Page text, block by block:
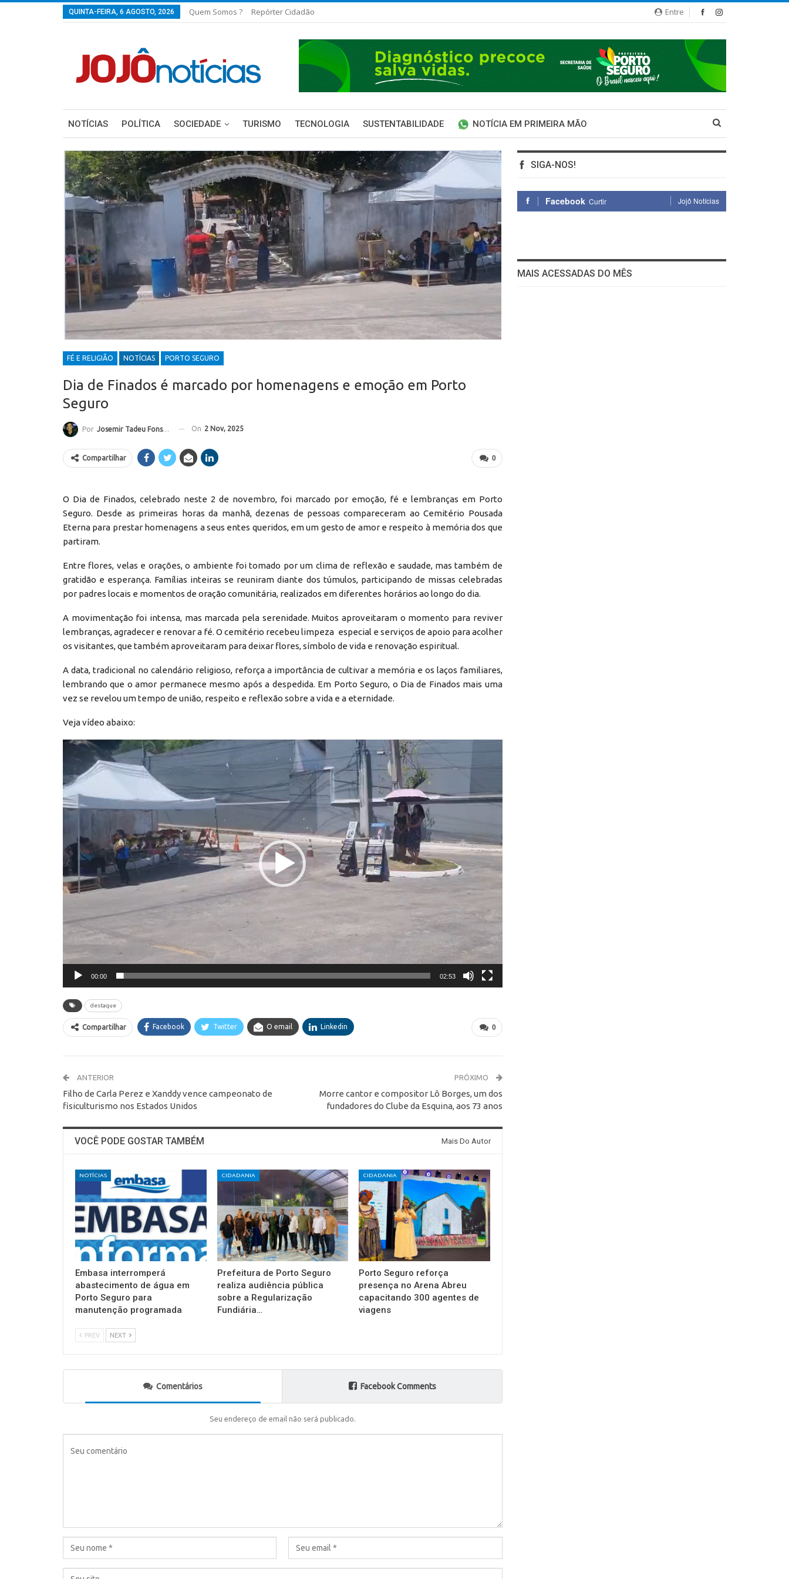
Entre
QUINTA-FEIRA, 6 AGOSTO, 2026 Quem Somos ? Repórter Cidadão
NOTÍCIAS POLÍTICA SOCIEDADE TURISMO TECNOLOGIA SUSTENTABILIDADE NOTÍCIA EM PRIMEIRA MÃO
FÉ E RELIGIÃO NOTÍCIAS PORTO SEGURO
Dia de Finados é marcado por homenagens e emoção em Porto
Seguro
Por Josemir Tadeu Fonseca On 2 Nov, 2025
0
Compartilhar
O Dia de Finados, celebrado neste 2 de novembro, foi marcado por emoção, fé e lembranças em Porto
Seguro. Desde as primeiras horas da manhã, dezenas de pessoas compareceram ao Cemitério Pousada
Eterna para prestar homenagens a seus entes queridos, em um gesto de amor e respeito à memória dos que
partiram.
Entre flores, velas e orações, o ambiente foi tomado por um clima de reflexão e saudade, mas também de
gratidão e esperança. Famílias inteiras se reuniram diante dos túmulos, participando de missas celebradas
por padres locais e momentos de oração comunitária, realizados em diferentes horários ao longo do dia.
A movimentação foi intensa, mas marcada pela serenidade. Muitos aproveitaram o momento para reviver
lembranças, agradecer e renovar a fé. O cemitério recebeu limpeza especial e serviços de apoio para acolher
os visitantes, que também aproveitaram para deixar flores, símbolo de vida e renovação espiritual.
A data, tradicional no calendário religioso, reforça a importância de cultivar a memória e os laços familiares,
lembrando que o amor permanece mesmo após a despedida. Em Porto Seguro, o Dia de Finados mais uma
vez se revelou um tempo de união, respeito e reflexão sobre a vida e a eternidade.
Veja vídeo abaixo:
Reprodutor
vídeo
00:00 02:53
destaque
0
Compartilhar Facebook Twitter O email Linkedin
ANTERIOR
Filho de Carla Perez e Xanddy vence campeonato de
fisiculturismo nos Estados Unidos
PRÓXIMO
Morre cantor e compositor Lô Borges, um dos
fundadores do Clube da Esquina, aos 73 anos
VOCÊ PODE GOSTAR TAMBÉM Mais Do Autor
NOTÍCIAS
Embasa interromperá
abastecimento de água em
Porto Seguro para
manutenção programada
CIDADANIA
Prefeitura de Porto Seguro
realiza audiência pública
sobre a Regularização
Fundiária…
CIDADANIA
Porto Seguro reforça
presença no Arena Abreu
capacitando 300 agentes de
viagens
PREV NEXT
Comentários Facebook Comments
Seu endereço de email não será publicado.
SIGA-NOS!
Facebook Curtir Jojô Notícias
MAIS ACESSADAS DO MÊS